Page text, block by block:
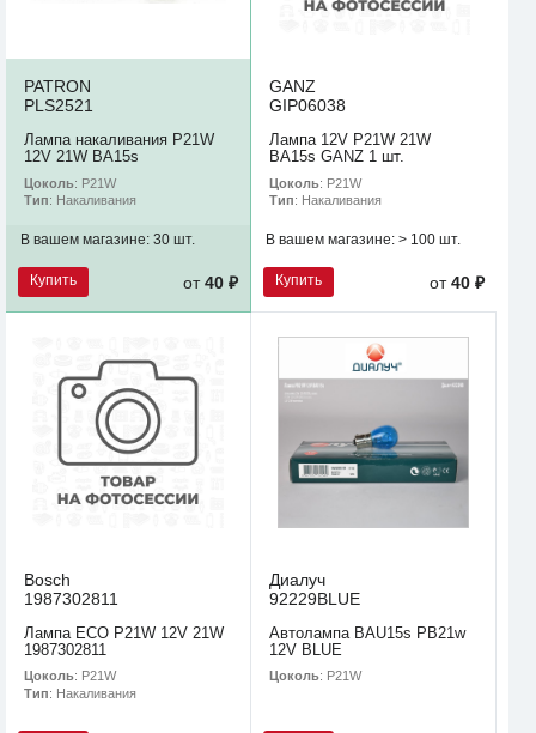
PATRON
PLS2521
Лампа накаливания P21W
12V 21W BA15s
Цоколь: P21W
Тип: Накаливания
В вашем магазине: 30 шт.
Купить от40 ₽
GANZ
GIP06038
Лампа 12V P21W 21W
BA15s GANZ 1 шт.
Цоколь: P21W
Тип: Накаливания
В вашем магазине: > 100 шт.
Купить от40 ₽
Bosch
1987302811
Лампа ECO P21W 12V 21W
1987302811
Цоколь: P21W
Тип: Накаливания
Диалуч
92229BLUE
Автолампа BAU15s PB21w
12V BLUE
Цоколь: P21W